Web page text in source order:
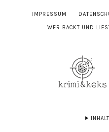
IMPRESSUM
WER BACKT UND